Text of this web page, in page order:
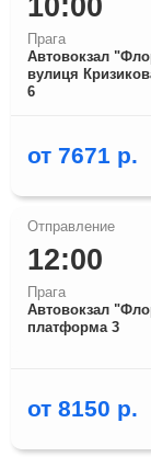
10:00
Прага
Автовокзал
вулиця
6
от 7671 р.
12:00
Прага
Автовокзал
платформа 3
от 8150 р.